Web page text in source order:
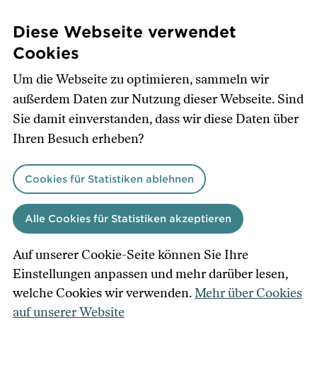
zum
Inhalt
Diese Webseite verwendet
Cookies
Um die Webseite zu optimieren, sammeln wir
außerdem Daten zur Nutzung dieser Webseite. Sind
Sie damit einverstanden, dass wir diese Daten über
Ihren Besuch erheben?
Cookies für Statistiken ablehnen
Alle Cookies für Statistiken akzeptieren
Auf unserer Cookie-Seite können Sie Ihre
Einstellungen anpassen und mehr darüber lesen,
welche Cookies wir verwenden.Mehr über Cookies
auf unserer Website